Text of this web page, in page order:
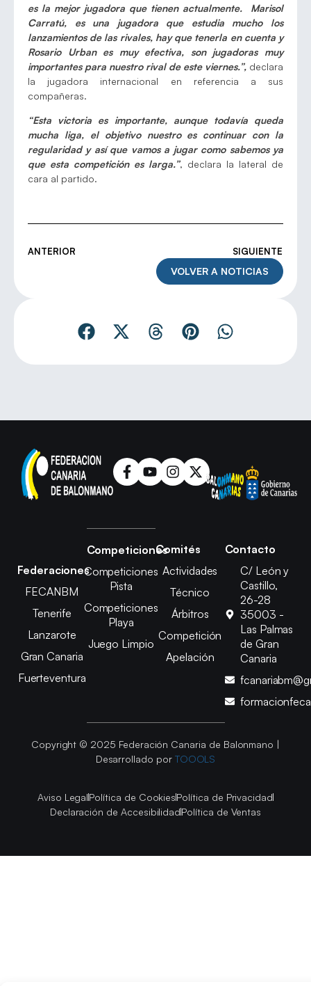
es la mejor jugadora que tienen actualmente. Marisol
Carratú, es una jugadora que estudia mucho los
lanzamientos de las rivales, hay que tenerla en cuenta y
Rosario Urban es muy efectiva, son jugadoras muy
importantes para nuestro rival de este viernes.”, declara
la jugadora internacional en referencia a sus
compañeras.
“Esta victoria es importante, aunque todavía queda
mucha liga, el objetivo nuestro es continuar con la
regularidad y así que vamos a jugar como sabemos ya
que esta competición es larga.”, declara la lateral de
cara al partido.
ANTERIOR SIGUIENTE
VOLVER A NOTICIAS
Federaciones
FECANBM
Tenerife
Lanzarote
Gran Canaria
Fuerteventura
Competiciones
Competiciones
Pista
Competiciones
Playa
Juego Limpio
Comités
Actividades
Técnico
Árbitros
Competición
Apelación
Contacto
C/ León y
Castillo,
26-28
35003 -
Las Palmas
de Gran
Canaria
Copyright © 2025 Federación Canaria de Balonmano |
Desarrollado por TOOOLS
Aviso LegalPolítica de CookiesPolítica de Privacidad
Declaración de AccesibilidadPolítica de Ventas